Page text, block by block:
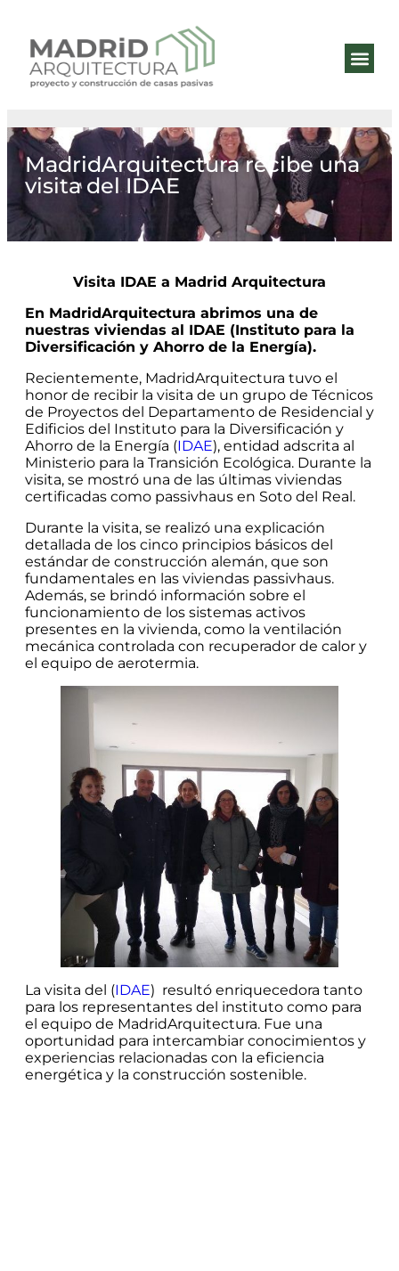
MadridArquitectura recibe una
visita del IDAE
Visita IDAE a Madrid Arquitectura
En MadridArquitectura abrimos una de
nuestras viviendas al IDAE (Instituto para la
Diversificación y Ahorro de la Energía).
Recientemente, MadridArquitectura tuvo el
honor de recibir la visita de un grupo de Técnicos
de Proyectos del Departamento de Residencial y
Edificios del Instituto para la Diversificación y
Ahorro de la Energía (IDAE), entidad adscrita al
Ministerio para la Transición Ecológica. Durante la
visita, se mostró una de las últimas viviendas
certificadas como passivhaus en Soto del Real.
Durante la visita, se realizó una explicación
detallada de los cinco principios básicos del
estándar de construcción alemán, que son
fundamentales en las viviendas passivhaus.
Además, se brindó información sobre el
funcionamiento de los sistemas activos
presentes en la vivienda, como la ventilación
mecánica controlada con recuperador de calor y
el equipo de aerotermia.
La visita del (IDAE) resultó enriquecedora tanto
para los representantes del instituto como para
el equipo de MadridArquitectura. Fue una
oportunidad para intercambiar conocimientos y
experiencias relacionadas con la eficiencia
energética y la construcción sostenible.